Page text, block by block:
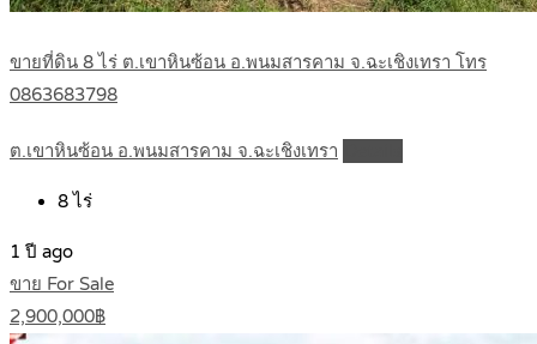
ขายที่ดิน 8 ไร่ ต.เขาหินซ้อน อ.พนมสารคาม จ.ฉะเชิงเทรา โทร
0863683798
ต.เขาหินซ้อน อ.พนมสารคาม จ.ฉะเชิงเทรา
8 ไร่
1 ปี ago
ขาย For Sale
2,900,000฿